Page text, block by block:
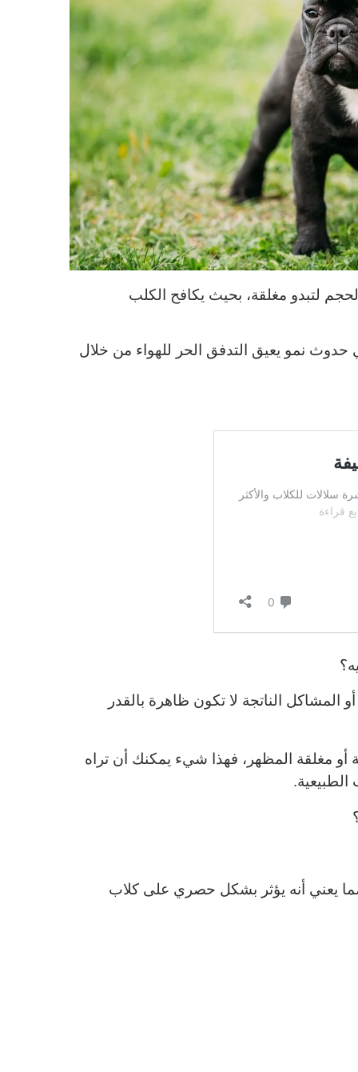
لتبدو مغلقة، بحيث يكافح الكلب
حدوث نمو يعيق التدفق الحر للهواء من خلال
الناتجة لا تكون ظاهرة بالقدر
مغلقة المظهر، فهذا شيء يمكنك أن تراه
الطبيعية.
يعني أنه يؤثر بشكل حصري على كلاب